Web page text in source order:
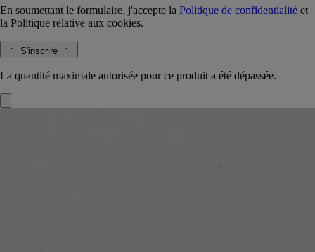
En soumettant le formulaire, j'accepte la Politique de confidentialité et
la Politique relative aux cookies.
S'inscrire
La quantité maximale autorisée pour ce produit a été dépassée.